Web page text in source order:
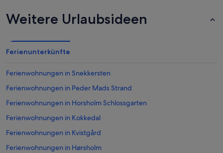
Weitere Urlaubsideen
Ferienunterkünfte
Ferienwohnungen in Snekkersten
Ferienwohnungen in Peder Mads Strand
Ferienwohnungen in Horsholm Schlossgarten
Ferienwohnungen in Kokkedal
Ferienwohnungen in Kvistgård
Ferienwohnungen in Hørsholm